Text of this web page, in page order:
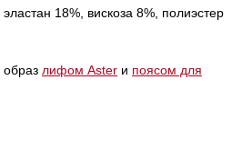
18%, вискоза 8%, полиэстер
лифом Aster и поясом для